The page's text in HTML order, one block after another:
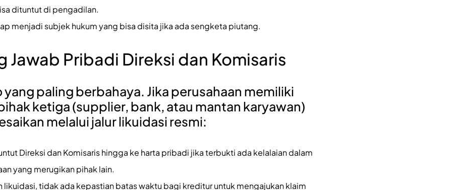
dituntut di pengadilan.
menjadi subjek hukum yang bisa disita jika ada sengketa piutang.
Jawab Pribadi Direksi dan Komisaris
yang paling berbahaya. Jika perusahaan memiliki
ketiga (supplier, bank, atau mantan karyawan)
melalui jalur likuidasi resmi:
Direksi dan Komisaris hingga ke harta pribadi jika terbukti ada kelalaian dalam
yang merugikan pihak lain.
likuidasi, tidak ada kepastian batas waktu bagi kreditur untuk mengajukan klaim